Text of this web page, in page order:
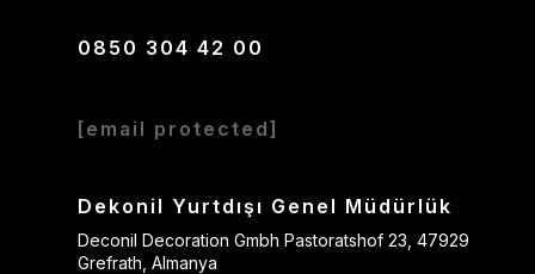
0850 304 42 00
[email protected]
Dekonil Yurtdışı Genel Müdürlük
Deconil Decoration Gmbh Pastoratshof 23, 47929
Grefrath, Almanya